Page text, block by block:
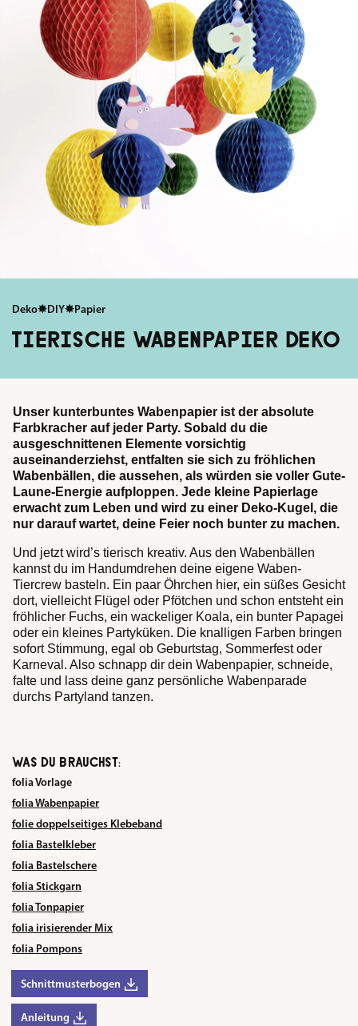
Deko✸DIY✸Papier
TIERISCHE WABENPAPIER DEKO
WAS DU BRAUCHST:
folia Vorlage
folia Wabenpapier
folie doppelseitiges Klebeband
folia Bastelkleber
folia Bastelschere
folia Stickgarn
folia Tonpapier
folia irisierender Mix
folia Pompons
Schnittmusterbogen
Anleitung
Unser kunterbuntes Wabenpapier ist der absolute
Farbkracher auf jeder Party. Sobald du die
ausgeschnittenen Elemente vorsichtig
auseinanderziehst, entfalten sie sich zu fröhlichen
Wabenbällen, die aussehen, als würden sie voller Gute-
Laune-Energie aufploppen. Jede kleine Papierlage
erwacht zum Leben und wird zu einer Deko-Kugel, die
nur darauf wartet, deine Feier noch bunter zu machen.
Und jetzt wird’s tierisch kreativ. Aus den Wabenbällen
kannst du im Handumdrehen deine eigene Waben-
Tiercrew basteln. Ein paar Öhrchen hier, ein süßes Gesicht
dort, vielleicht Flügel oder Pfötchen und schon entsteht ein
fröhlicher Fuchs, ein wackeliger Koala, ein bunter Papagei
oder ein kleines Partyküken. Die knalligen Farben bringen
sofort Stimmung, egal ob Geburtstag, Sommerfest oder
Karneval. Also schnapp dir dein Wabenpapier, schneide,
falte und lass deine ganz persönliche Wabenparade
durchs Partyland tanzen.